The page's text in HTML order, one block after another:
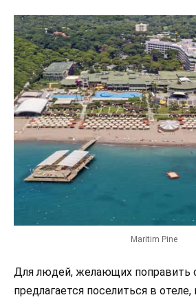
Maritim Pine
Для людей, желающих поправить
предлагается поселиться в